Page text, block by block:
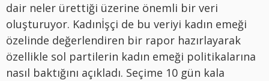
dair neler ürettiği üzerine önemli bir veri
oluşturuyor. Kadınİşçi de bu veriyi kadın emeği
özelinde değerlendiren bir rapor hazırlayarak
özellikle sol partilerin kadın emeği politikalarına
nasıl baktığını açıkladı. Seçime 10 gün kala